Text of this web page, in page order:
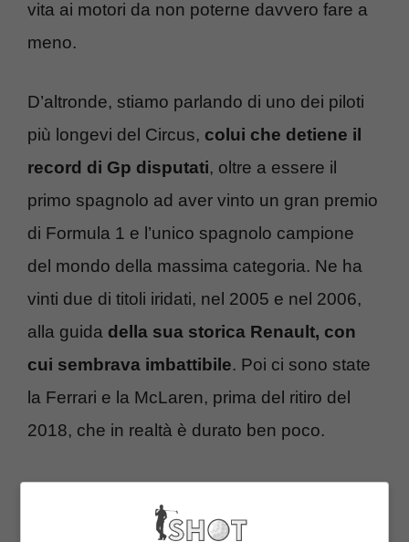
vita ai motori da non poterne davvero fare a
meno.
D’altronde, stiamo parlando di uno dei piloti
più longevi del Circus, colui che detiene il
record di Gp disputati, oltre a essere il
primo spagnolo ad aver vinto un gran premio
di Formula 1 e l’unico spagnolo campione
del mondo della massima categoria. Ne ha
vinti due di titoli iridati, nel 2005 e nel 2006,
alla guida della sua storica Renault, con
cui sembrava imbattibile. Poi ci sono state
la Ferrari e la McLaren, prima del ritiro del
2018, che in realtà è durato ben poco.
Nonostante la carta d’identità non fosse più
così verde, nel 2021, a 40 anni suonati, è